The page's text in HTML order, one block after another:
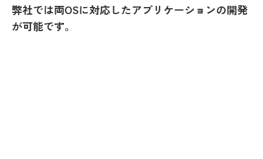
弊社では両OSに対応したアプリケーションの開発
が可能です。